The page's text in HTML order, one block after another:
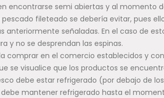
encontrarse semi abiertas y al momento
fileteado se debería evitar, pues
anteriormente señaladas. En el caso de
y no se desprendan las espinas.
comprar en el comercio establecidos y
se visualice que los productos se
debe estar refrigerado (por debajo de
mantener refrigerado hasta el